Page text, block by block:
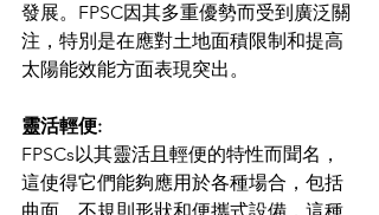
發展。FPSC因其多重優勢而受到廣泛關
注，特別是在應對土地面積限制和提高
太陽能效能方面表現突出。
靈活輕便:
FPSCs以其靈活且輕便的特性而聞名，
這使得它們能夠應用於各種場合，包括